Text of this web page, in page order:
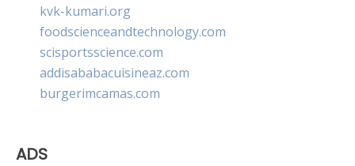
kvk-kumari.org
foodscienceandtechnology.com
scisportsscience.com
addisababacuisineaz.com
burgerimcamas.com
ADS